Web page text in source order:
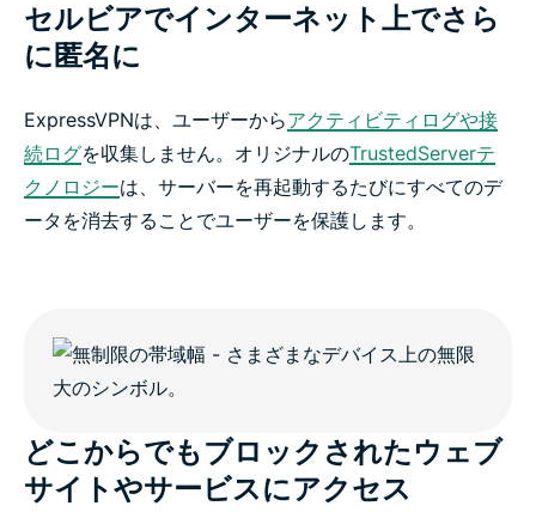
セルビアでインターネット上でさら
に匿名に
ExpressVPNは、ユーザーからアクティビティログや接
続ログを収集しません。オリジナルのTrustedServerテ
クノロジーは、サーバーを再起動するたびにすべてのデ
ータを消去することでユーザーを保護します。
どこからでもブロックされたウェブ
サイトやサービスにアクセス